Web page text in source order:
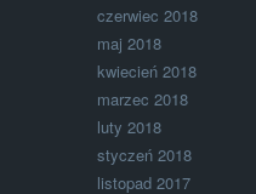
czerwiec 2018
maj 2018
kwiecień 2018
marzec 2018
luty 2018
styczeń 2018
listopad 2017